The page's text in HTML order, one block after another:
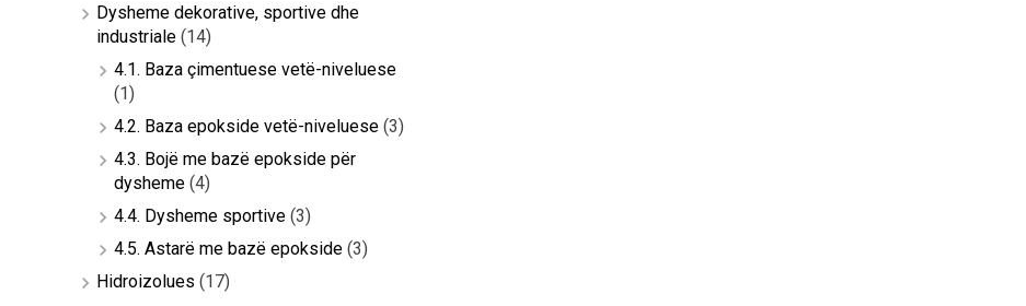
Dysheme dekorative, sportive dhe
industriale (14)
4.1. Baza çimentuese vetë-niveluese
(1)
4.2. Baza epokside vetë-niveluese (3)
4.3. Bojë me bazë epokside për
dysheme (4)
4.4. Dysheme sportive (3)
4.5. Astarë me bazë epokside (3)
Hidroizolues (17)